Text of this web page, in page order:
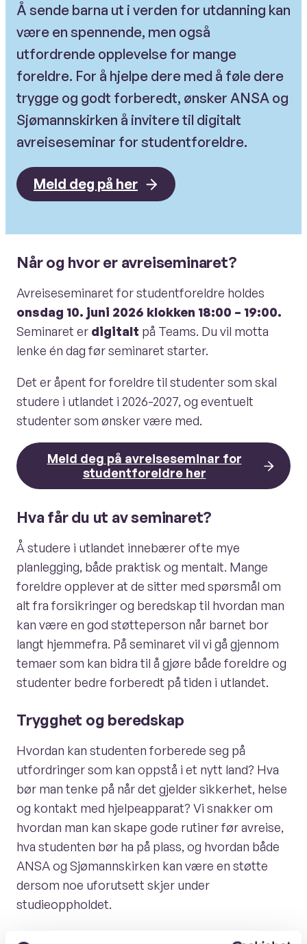
Å sende barna ut i verden for utdanning kan
være en spennende, men også
utfordrende opplevelse for mange
foreldre. For å hjelpe dere med å føle dere
trygge og godt forberedt, ønsker ANSA og
Sjømannskirken å invitere til digitalt
avreiseseminar for studentforeldre.
Meld deg på her
Når og hvor er avreiseminaret?
Avreiseseminaret for studentforeldre holdes
onsdag 10. juni 2026 klokken 18:00 – 19:00.
Seminaret er digitalt på Teams. Du vil motta
lenke én dag før seminaret starter.
Det er åpent for foreldre til studenter som skal
studere i utlandet i 2026-2027, og eventuelt
studenter som ønsker være med.
Meld deg på avreiseseminar for
studentforeldre her
Hva får du ut av seminaret?
Å studere i utlandet innebærer ofte mye
planlegging, både praktisk og mentalt. Mange
foreldre opplever at de sitter med spørsmål om
alt fra forsikringer og beredskap til hvordan man
kan være en god støtteperson når barnet bor
langt hjemmefra. På seminaret vil vi gå gjennom
temaer som kan bidra til å gjøre både foreldre og
studenter bedre forberedt på tiden i utlandet.
Trygghet og beredskap
Hvordan kan studenten forberede seg på
utfordringer som kan oppstå i et nytt land? Hva
bør man tenke på når det gjelder sikkerhet, helse
og kontakt med hjelpeapparat? Vi snakker om
hvordan man kan skape gode rutiner før avreise,
hva studenten bør ha på plass, og hvordan både
ANSA og Sjømannskirken kan være en støtte
dersom noe uforutsett skjer under
studieoppholdet.